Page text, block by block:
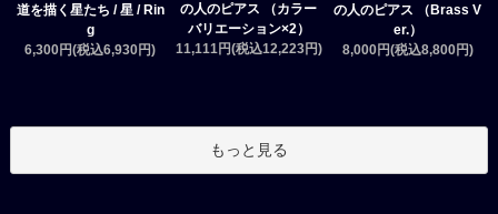
道を描く星たち / 星 / Rin
g
6,300円(税込6,930円)
の人のピアス （カラー
バリエーション×2）
11,111円(税込12,223円)
の人のピアス （Brass V
er.）
8,000円(税込8,800円)
もっと見る